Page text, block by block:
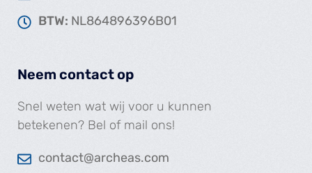
BTW: NL864896396B01
Neem contact op
Snel weten wat wij voor u kunnen
betekenen? Bel of mail ons!
contact@archeas.com